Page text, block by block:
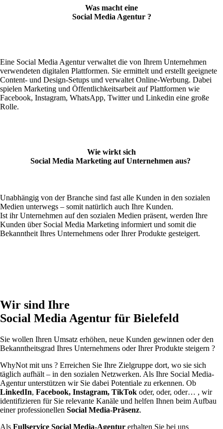
Was macht eine
Social Media Agentur ?
Eine Social Media Agentur verwaltet die von Ihrem Unternehmen
verwendeten digitalen Plattformen. Sie ermittelt und erstellt geeignete
Content- und Design-Setups und verwaltet Online-Werbung. Dabei
spielen Marketing und Öffentlichkeitsarbeit auf Plattformen wie
Facebook, Instagram, WhatsApp, Twitter und Linkedin eine große
Rolle.
Wie wirkt sich
Social Media Marketing auf Unternehmen aus?
Unabhängig von der Branche sind fast alle Kunden in den sozialen
Medien unterwegs – somit natürlich auch Ihre Kunden.
Ist ihr Unternehmen auf den sozialen Medien präsent, werden Ihre
Kunden über Social Media Marketing informiert und somit die
Bekanntheit Ihres Unternehmens oder Ihrer Produkte gesteigert.
Wir sind Ihre
Social Media Agentur für Bielefeld
Sie wollen Ihren Umsatz erhöhen, neue Kunden gewinnen oder den
Bekanntheitsgrad Ihres Unternehmens oder Ihrer Produkte steigern ?
WhyNot mit uns ? Erreichen Sie Ihre Zielgruppe dort, wo sie sich
täglich aufhält – in den sozialen Netzwerken. Als Ihre Social Media-
Agentur unterstützen wir Sie dabei Potentiale zu erkennen. Ob
LinkedIn, Facebook, Instagram, TikTok oder, oder, oder… , wir
identifizieren für Sie relevante Kanäle und helfen Ihnen beim Aufbau
einer professionellen Social Media-Präsenz.
Als Fullservice Social Media-Agentur erhalten Sie bei uns